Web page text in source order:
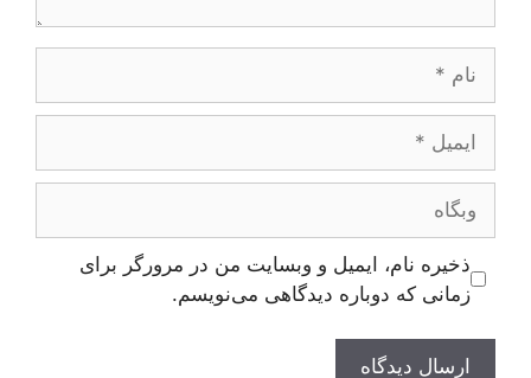
وبگاه
ذخیره نام، ایمیل و وبسایت من در مرورگر برای
زمانی که دوباره دیدگاهی می‌نویسم.